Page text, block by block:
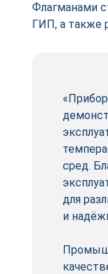
Флагманами
ГИП, а также
сред.
для
и